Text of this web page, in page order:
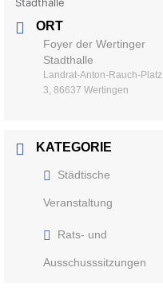
ORT
Foyer der Wertinger
Stadthalle
Landrat-Anton-Rauch-Platz
3, 86637 Wertingen
KATEGORIE
Städtische
Veranstaltung
Rats- und
Ausschusssitzungen